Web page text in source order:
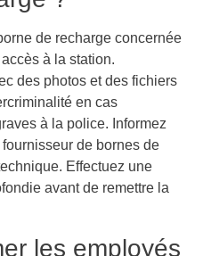
de recharge concernée
à la station.
des photos et des fichiers
en cas
à la police. Informez
de bornes de
Effectuez une
avant de remettre la
les employés